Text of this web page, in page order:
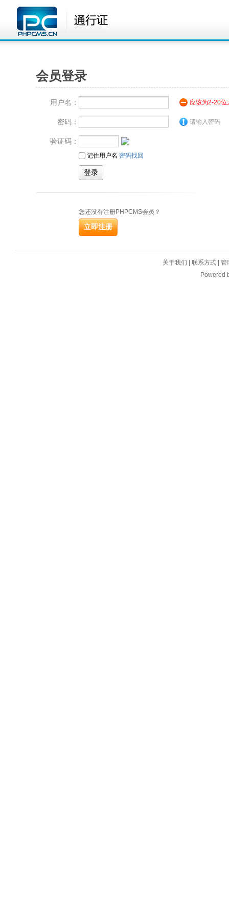
会员登录
用户名： 应该为2-20位
密码： 请输入密码
验证码：
记住用户名 密码找回
您还没有注册PHPCMS会员？
关于我们 联系方式| 管
Powered